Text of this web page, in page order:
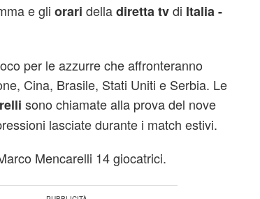
e gli orari delladiretta tvdi Italia -
per le azzurre che affronteranno
Cina, Brasile, Stati Uniti e Serbia. Le
sono chiamate alla prova del nove
lasciate durante i match estivi.
Mencarelli 14 giocatrici.